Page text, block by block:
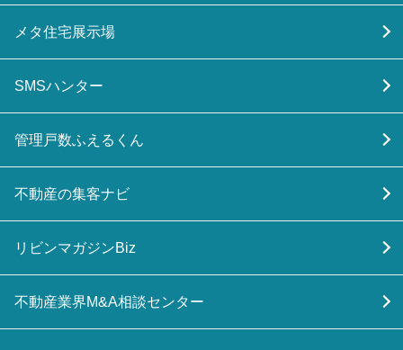
メタ住宅展示場
SMSハンター
管理戸数ふえるくん
不動産の集客ナビ
リビンマガジンBiz
不動産業界M&A相談センター